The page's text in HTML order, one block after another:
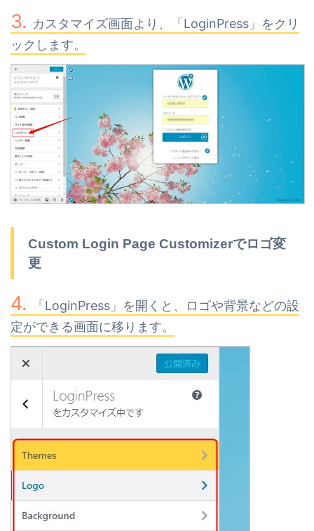
カスタマイズ画面より、「LoginPress」をクリ
ックします。
Custom Login Page Customizerでロゴ変
更
「LoginPress」を開くと、ロゴや背景などの設
定ができる画面に移ります。